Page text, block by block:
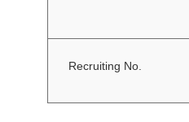
Recruiting No.